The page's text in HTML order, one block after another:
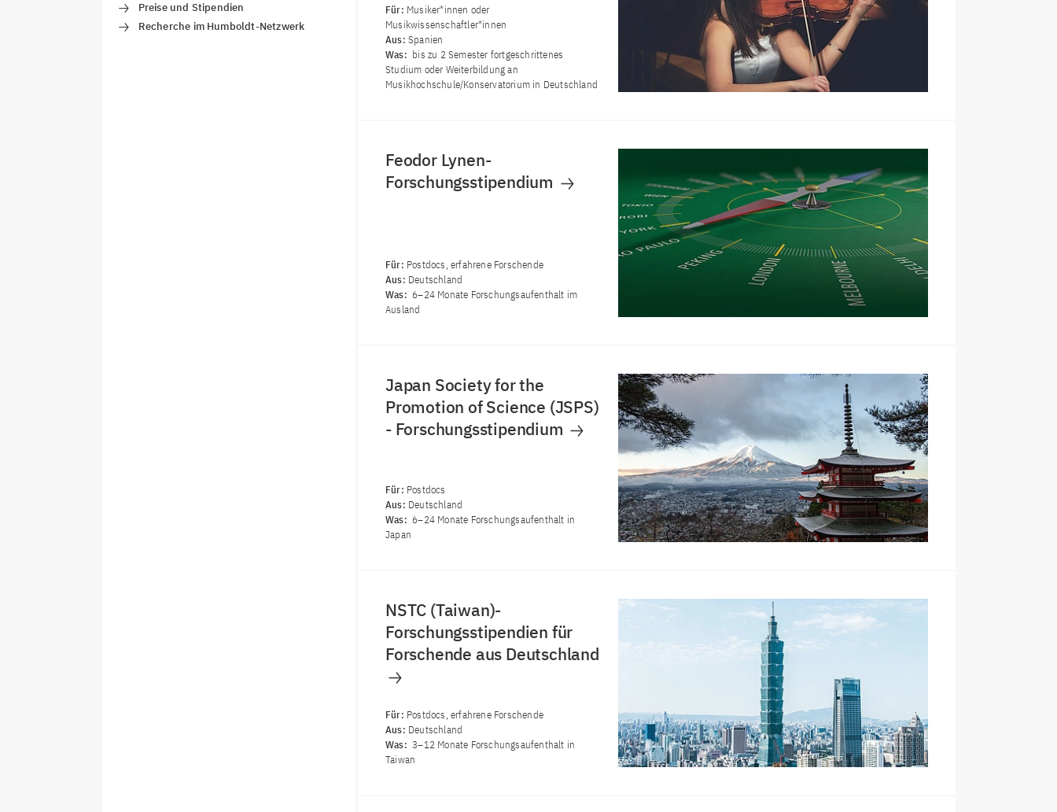
Preise und Stipendien
Recherche im Humboldt-Netzwerk
Für: Musiker*innen oder
Musikwissenschaftler*innen
Aus: Spanien
Was: bis zu 2 Semester fortgeschrittenes
Studium oder Weiterbildung an
Musikhochschule/Konservatorium in Deutschland
Feodor Lynen-
Forschungsstipendium
Für: Postdocs, erfahrene Forschende
Aus: Deutschland
Was: 6–24 Monate Forschungsaufenthalt im
Ausland
Japan Society for the
Promotion of Science (JSPS)
- Forschungsstipendium
Für: Postdocs
Aus: Deutschland
Was: 6–24 Monate Forschungsaufenthalt in
Japan
NSTC (Taiwan)-
Forschungsstipendien für
Forschende aus Deutschland
Für: Postdocs, erfahrene Forschende
Aus: Deutschland
Was: 3–12 Monate Forschungsaufenthalt in
Taiwan